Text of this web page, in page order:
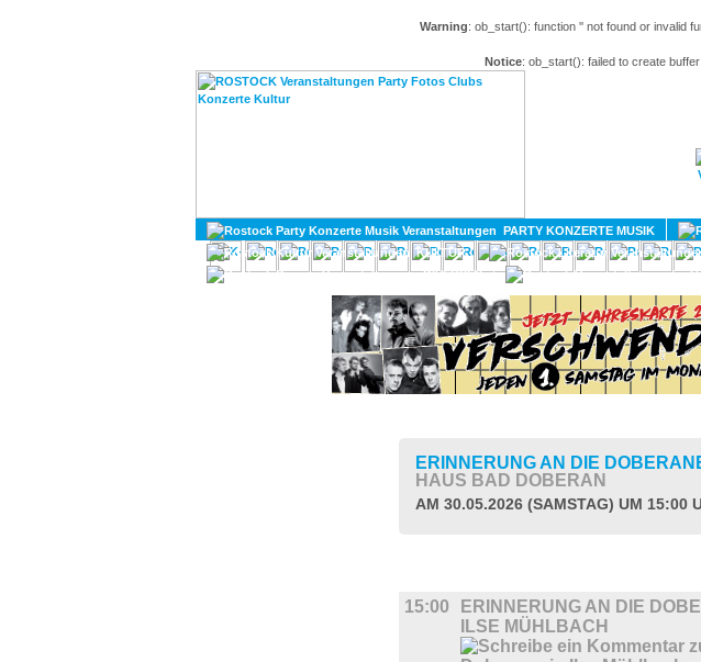
Warning: ob_start(): function '' not found or invalid
Notice: ob_start(): failed to create
PARTY KONZERTE MUSIK
KULTUR
DIVERSES
ERINNERUNG AN DIE
HAUS BAD DOBERAN
AM 30.05.2026 (SAMSTAG) UM 15:00
15:00
ERINNERUNG AN DIE
ILSE MÜHLBACH